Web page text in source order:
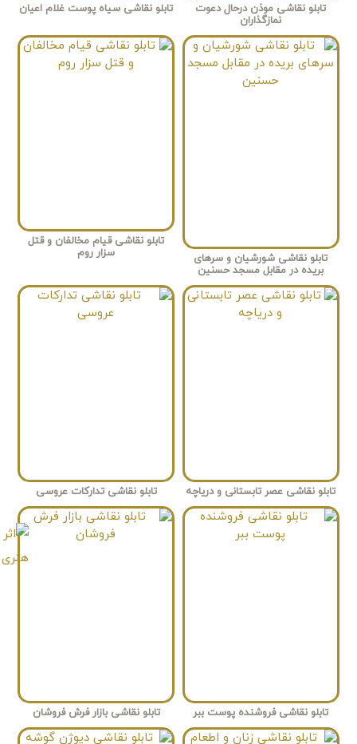
تابلو نقاشی موذن درحال دعوت
نمازگذاران
تابلو نقاشی سیاه پوست غلام اعیان
تابلو نقاشی شورشیان و سرهای
بریده در مقابل مسجد حسنین
تابلو نقاشی قیام مخالفان و قتل
سزار روم
تابلو نقاشی عصر تابستانی و دریاچه تابلو نقاشی تدارکات عروسی
تابلو نقاشی فروشنده پوست ببر تابلو نقاشی بازار فرش فروشان